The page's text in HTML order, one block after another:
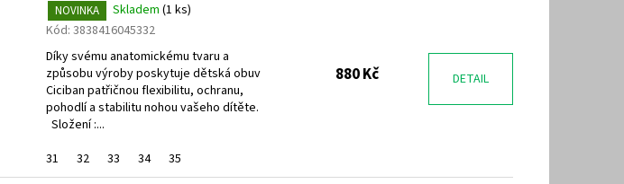
NOVINKA Skladem (1 ks)
Kód: 3838416045332
Díky svému anatomickému tvaru a
způsobu výroby poskytuje dětská obuv
Ciciban patřičnou flexibilitu, ochranu,
pohodlí a stabilitu nohou vašeho dítěte.
Složení :...
31
32 33 34 35
880 Kč DETAIL